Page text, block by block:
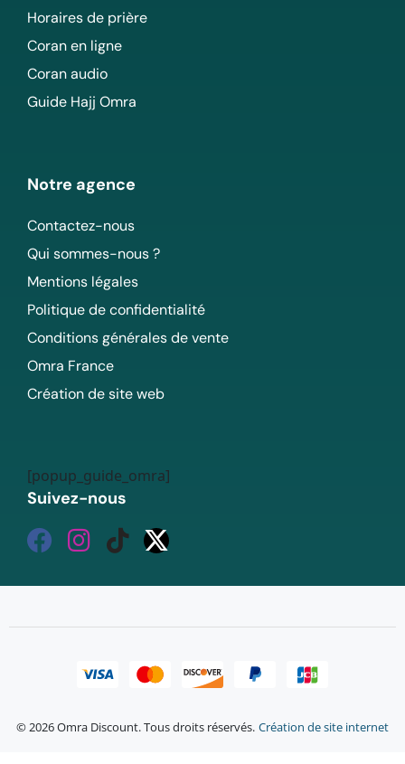
Horaires de prière
Coran en ligne
Coran audio
Guide Hajj Omra
Notre agence
Contactez-nous
Qui sommes-nous ?
Mentions légales
Politique de confidentialité
Conditions générales de vente
Omra France
Création de site web
[popup_guide_omra]
Suivez-nous
© 2026 Omra Discount. Tous droits réservés. Création de site internet